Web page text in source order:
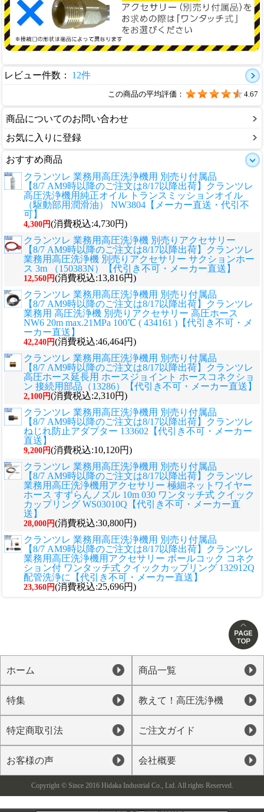
レビュー件数： 12件
この商品の平均評価： 4.67
商品についてのお問い合わせ
お気に入りに登録
おすすめ商品
クランツレ 業務用高圧洗浄機用 別売り付属品
【8/7 AM9時以降のご注文は8/17以降出荷】クランツレ
高圧洗浄機用純正オイル トランスミッションオイル
（駆動部用潤滑油） NW3804【メーカー直送・代引不
可】
4,300円(消費税込:4,730円)
クランツレ 業務用高圧洗浄機 別売りアクセサリー
【8/7 AM9時以降のご注文は8/17以降出荷】クランツレ
業務用高圧洗浄機 別売りアクセサリー サクションホー
ス 3m （150383N）【代引き不可・メーカー直送】
12,560円(消費税込:13,816円)
クランツレ 業務用高圧洗浄機用 別売り付属品
【8/7 AM9時以降のご注文は8/17以降出荷】クランツレ
業務用 高圧洗浄機 別売りアクセサリー 高圧ホース
NW6 20m max.21MPa 100℃ ( 434161 )【代引き不可・メ
ーカー直送】
42,240円(消費税込:46,464円)
クランツレ 業務用高圧洗浄機用 別売り付属品
【8/7 AM9時以降のご注文は8/17以降出荷】クランツレ
高圧ホース延長用 ホースジョイント ホースコネクショ
ン 接続用部品（13286）【代引き不可・メーカー直送】
2,100円(消費税込:2,310円)
クランツレ 業務用高圧洗浄機用 別売り付属品
【8/7 AM9時以降のご注文は8/17以降出荷】クランツレ
ねじれ防止アダプター 133602【代引き不可・メーカー
直送】
9,200円(消費税込:10,120円)
クランツレ 業務用高圧洗浄機用 別売り付属品
【8/7 AM9時以降のご注文は8/17以降出荷】クランツレ
業務用高圧洗浄機用アクセサリー 極細ネットワイヤー
ホース すずらんノズル 10m 030 ワンタッチ式 クイック
カップリング WS03010Q【代引き不可・メーカー直
送】
28,000円(消費税込:30,800円)
クランツレ 業務用高圧洗浄機用 別売り付属品
【8/7 AM9時以降のご注文は8/17以降出荷】クランツレ
業務用高圧洗浄機用アクセサリー ボールコック コネク
ション付 ワンタッチ式 クイックカップリング 132912Q
配管洗浄に【代引き不可・メーカー直送】
23,360円(消費税込:25,696円)
ホーム 商品一覧
特集 教えて！高圧洗浄機
特定商取引法 ご注文ガイド
お客様の声 会社概要
Copyright © Since 2016 Hidaka Industrial Co., Ltd. All rights Reserved.